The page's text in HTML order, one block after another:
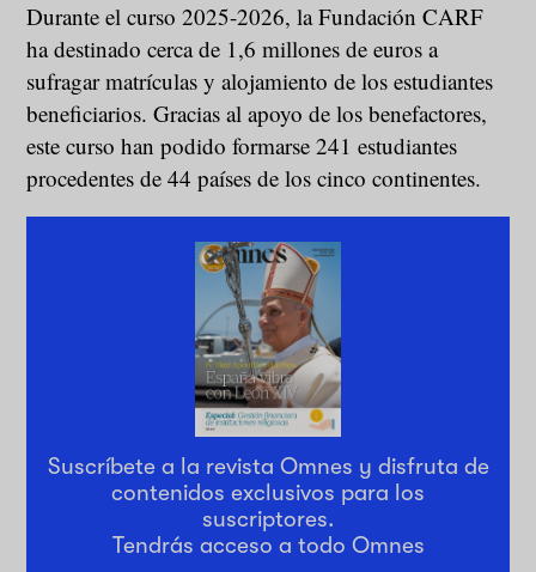
Durante el curso 2025-2026, la Fundación CARF
ha destinado cerca de 1,6 millones de euros a
sufragar matrículas y alojamiento de los estudiantes
beneficiarios. Gracias al apoyo de los benefactores,
este curso han podido formarse 241 estudiantes
procedentes de 44 países de los cinco continentes.
Suscríbete a la revista Omnes y disfruta de
contenidos exclusivos para los
suscriptores.
Tendrás acceso a todo Omnes